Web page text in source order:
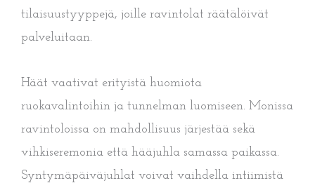
tilaisuustyyppejä, joille ravintolat räätälöivät
palveluitaan.
Häät vaativat erityistä huomiota
ruokavalintoihin ja tunnelman luomiseen. Monissa
ravintoloissa on mahdollisuus järjestää sekä
vihkiseremonia että hääjuhla samassa paikassa.
Syntymäpäiväjuhlat voivat vaihdella intiimistä